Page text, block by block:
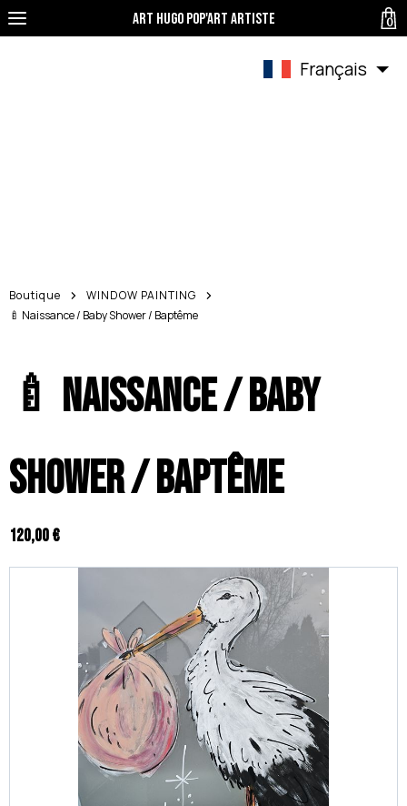
Art Hugo pop'art Artiste
Français
Boutique
WINDOW PAINTING
🍼 Naissance / Baby Shower / Baptême
🍼 Naissance / Baby
Shower / Baptême
120,00 €
0